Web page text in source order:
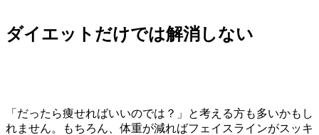
ダイエットだけでは解消しない
「だったら痩せればいいのでは？」と考える方も多いかもし
れません。もちろん、体重が減ればフェイスラインがスッキ